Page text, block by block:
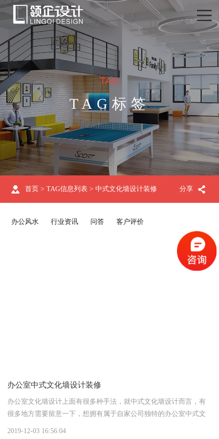
TAG
TAG标签
分享
首页 > TAG信息列表 > 中式文化墙设计装修
办公风水 行业资讯 问答 客户评价
办公室中式文化墙设计装修
办公室文化墙设计上面有很多种手法，就中式文化墙设计而言，有
很多地方需要留意一下，想拥有属于自家公司独特的办公室中式文
2019-12-03 16:56:04